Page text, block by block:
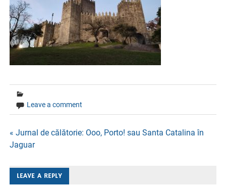
Leave a comment
Navigare
articole
« Jurnal de călătorie: Ooo, Porto! sau Santa Catalina în
Jaguar
LEAVE A REPLY